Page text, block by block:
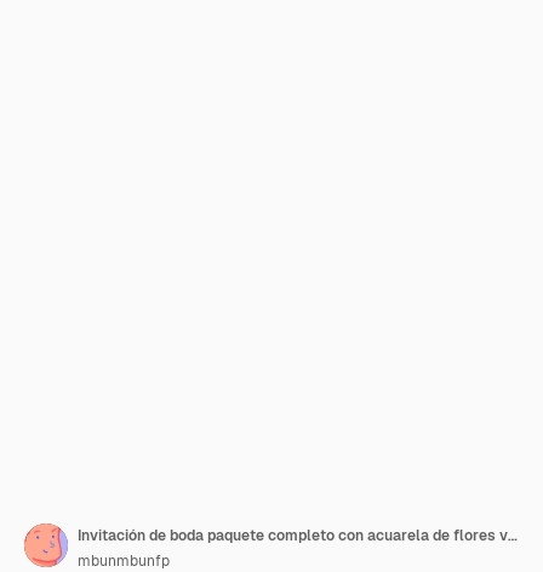
Invitación de boda paquete completo con acuarela de flores vector premium
mbunmbunfp